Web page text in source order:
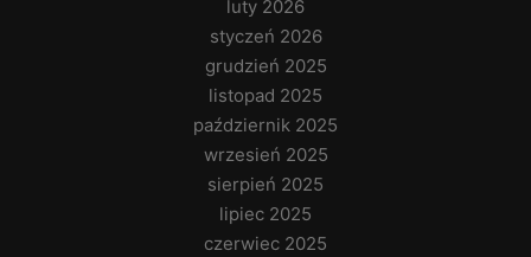
luty 2026
styczeń 2026
grudzień 2025
listopad 2025
październik 2025
wrzesień 2025
sierpień 2025
lipiec 2025
czerwiec 2025